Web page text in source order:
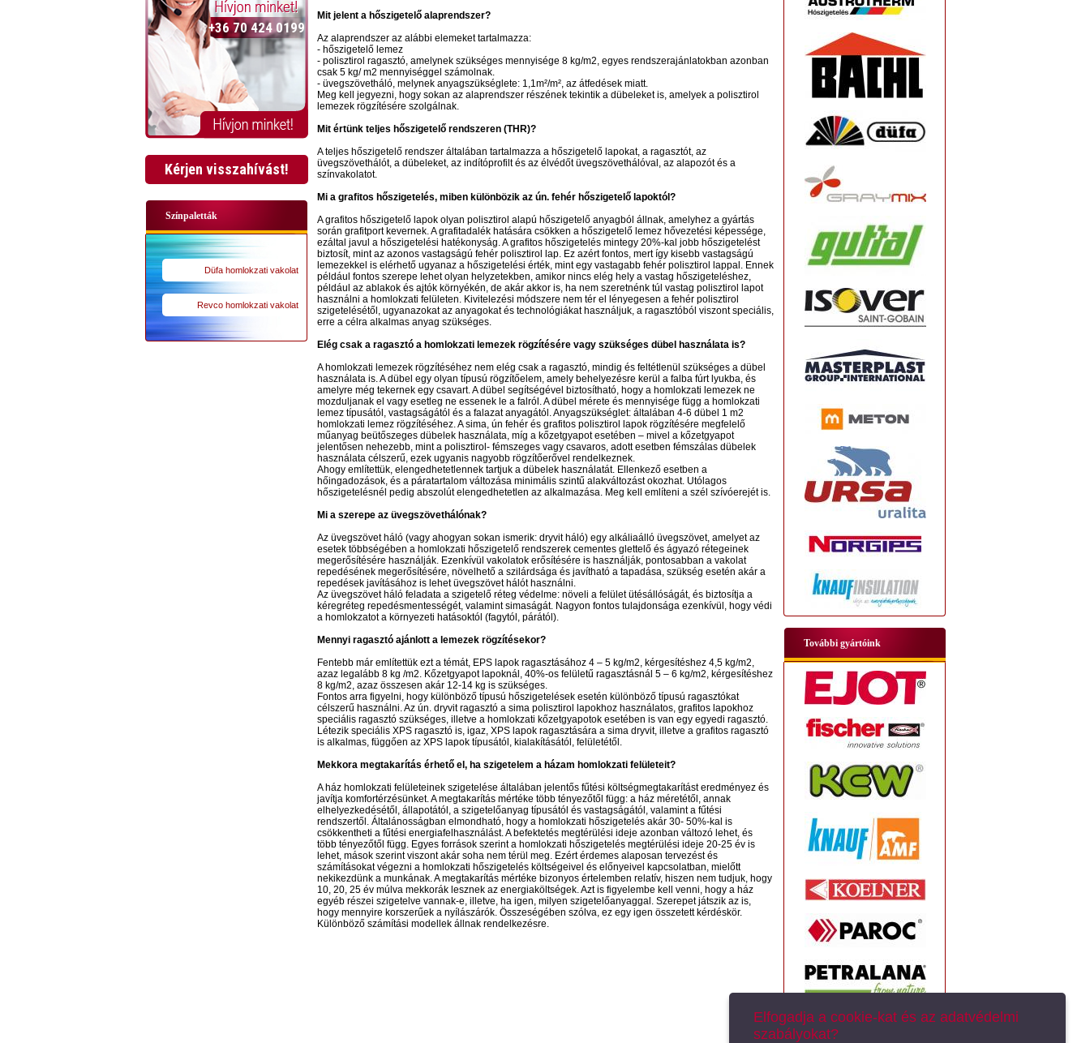
+36 70 424 0199
Kérjen visszahívást!
Színpaletták
Düfa homlokzati vakolat
Revco homlokzati vakolat
Mit jelent a hőszigetelő alaprendszer?
Az alaprendszer az alábbi elemeket tartalmazza:
- hőszigetelő lemez
- polisztirol ragasztó, amelynek szükséges mennyisége 8 kg/m2, egyes rendszerajánlatokban azonban
csak 5 kg/ m2 mennyiséggel számolnak.
- üvegszövetháló, melynek anyagszükséglete: 1,1m²/m², az átfedések miatt.
Meg kell jegyezni, hogy sokan az alaprendszer részének tekintik a dübeleket is, amelyek a polisztirol
lemezek rögzítésére szolgálnak.
Mit értünk teljes hőszigetelő rendszeren (THR)?
A teljes hőszigetelő rendszer általában tartalmazza a hőszigetelő lapokat, a ragasztót, az
üvegszövethálót, a dübeleket, az indítóprofilt és az élvédőt üvegszövethálóval, az alapozót és a
színvakolatot.
Mi a grafitos hőszigetelés, miben különbözik az ún. fehér hőszigetelő lapoktól?
A grafitos hőszigetelő lapok olyan polisztirol alapú hőszigetelő anyagból állnak, amelyhez a gyártás
során grafitport kevernek. A grafitadalék hatására csökken a hőszigetelő lemez hővezetési képessége,
ezáltal javul a hőszigetelési hatékonyság. A grafitos hőszigetelés mintegy 20%-kal jobb hőszigetelést
biztosít, mint az azonos vastagságú fehér polisztirol lap. Ez azért fontos, mert így kisebb vastagságú
lemezekkel is elérhető ugyanaz a hőszigetelési érték, mint egy vastagabb fehér polisztirol lappal. Ennek
például fontos szerepe lehet olyan helyzetekben, amikor nincs elég hely a vastag hőszigeteléshez,
például az ablakok és ajtók környékén, de akár akkor is, ha nem szeretnénk túl vastag polisztirol lapot
használni a homlokzati felületen. Kivitelezési módszere nem tér el lényegesen a fehér polisztirol
szigetelésétől, ugyanazokat az anyagokat és technológiákat használjuk, a ragasztóból viszont speciális,
erre a célra alkalmas anyag szükséges.
Elég csak a ragasztó a homlokzati lemezek rögzítésére vagy szükséges dübel használata is?
A homlokzati lemezek rögzítéséhez nem elég csak a ragasztó, mindig és feltétlenül szükséges a dübel
használata is. A dübel egy olyan típusú rögzítőelem, amely behelyezésre kerül a falba fúrt lyukba, és
amelyre még tekernek egy csavart. A dübel segítségével biztosítható, hogy a homlokzati lemezek ne
mozduljanak el vagy esetleg ne essenek le a falról. A dübel mérete és mennyisége függ a homlokzati
lemez típusától, vastagságától és a falazat anyagától. Anyagszükséglet: általában 4-6 dübel 1 m2
homlokzati lemez rögzítéséhez. A sima, ún fehér és grafitos polisztirol lapok rögzítésére megfelelő
műanyag beütőszeges dübelek használata, míg a kőzetgyapot esetében – mivel a kőzetgyapot
jelentősen nehezebb, mint a polisztirol- fémszeges vagy csavaros, adott esetben fémszálas dübelek
használata célszerű, ezek ugyanis nagyobb rögzítőerővel rendelkeznek.
Ahogy említettük, elengedhetetlennek tartjuk a dübelek használatát. Ellenkező esetben a
hőingadozások, és a páratartalom változása minimális szintű alakváltozást okozhat. Utólagos
hőszigetelésnél pedig abszolút elengedhetetlen az alkalmazása. Meg kell említeni a szél szívóerejét is.
Mi a szerepe az üvegszövethálónak?
Az üvegszövet háló (vagy ahogyan sokan ismerik: dryvit háló) egy alkáliaálló üvegszövet, amelyet az
esetek többségében a homlokzati hőszigetelő rendszerek cementes glettelő és ágyazó rétegeinek
megerősítésére használják. Ezenkívül vakolatok erősítésére is használják, pontosabban a vakolat
repedésének megerősítésére, növelhető a szilárdsága és javítható a tapadása, szükség esetén akár a
repedések javításához is lehet üvegszövet hálót használni.
Az üvegszövet háló feladata a szigetelő réteg védelme: növeli a felület ütésállóságát, és biztosítja a
kéregréteg repedésmentességét, valamint simaságát. Nagyon fontos tulajdonsága ezenkívül, hogy védi
a homlokzatot a környezeti hatásoktól (fagytól, párától).
Mennyi ragasztó ajánlott a lemezek rögzítésekor?
Fentebb már említettük ezt a témát, EPS lapok ragasztásához 4 – 5 kg/m2, kérgesítéshez 4,5 kg/m2,
azaz legalább 8 kg /m2. Kőzetgyapot lapoknál, 40%-os felületű ragasztásnál 5 – 6 kg/m2, kérgesítéshez
8 kg/m2, azaz összesen akár 12-14 kg is szükséges.
Fontos arra figyelni, hogy különböző típusú hőszigetelések esetén különböző típusú ragasztókat
célszerű használni. Az ún. dryvit ragasztó a sima polisztirol lapokhoz használatos, grafitos lapokhoz
speciális ragasztó szükséges, illetve a homlokzati kőzetgyapotok esetében is van egy egyedi ragasztó.
Létezik speciális XPS ragasztó is, igaz, XPS lapok ragasztására a sima dryvit, illetve a grafitos ragasztó
is alkalmas, függően az XPS lapok típusától, kialakításától, felületétől.
Mekkora megtakarítás érhető el, ha szigetelem a házam homlokzati felületeit?
A ház homlokzati felületeinek szigetelése általában jelentős fűtési költségmegtakarítást eredményez és
javítja komfortérzésünket. A megtakarítás mértéke több tényezőtől függ: a ház méretétől, annak
elhelyezkedésétől, állapotától, a szigetelőanyag típusától és vastagságától, valamint a fűtési
rendszertől. Általánosságban elmondható, hogy a homlokzati hőszigetelés akár 30- 50%-kal is
csökkentheti a fűtési energiafelhasználást. A befektetés megtérülési ideje azonban változó lehet, és
több tényezőtől függ. Egyes források szerint a homlokzati hőszigetelés megtérülési ideje 20-25 év is
lehet, mások szerint viszont akár soha nem térül meg. Ezért érdemes alaposan tervezést és
számításokat végezni a homlokzati hőszigetelés költségeivel és előnyeivel kapcsolatban, mielőtt
nekikezdünk a munkának. A megtakarítás mértéke bizonyos értelemben relatív, hiszen nem tudjuk, hogy
10, 20, 25 év múlva mekkorák lesznek az energiaköltségek. Azt is figyelembe kell venni, hogy a ház
egyéb részei szigetelve vannak-e, illetve, ha igen, milyen szigetelőanyaggal. Szerepet játszik az is,
hogy mennyire korszerűek a nyílászárók. Összeségében szólva, ez egy igen összetett kérdéskör.
Különböző számítási modellek állnak rendelkezésre.
További gyártóink
Elfogadja a cookie-kat és az adatvédelmi
szabályokat?